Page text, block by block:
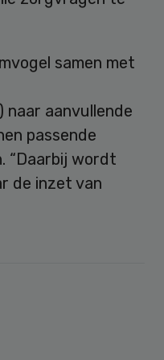
samen met
naar aanvullende
passende
“Daarbij wordt
de inzet van